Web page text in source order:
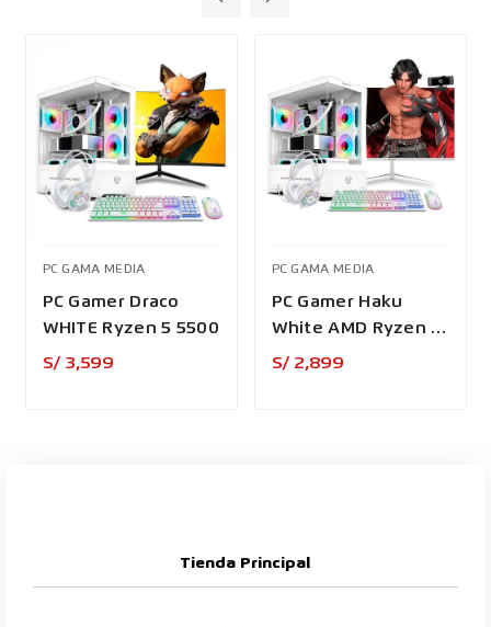
PC GAMA MEDIA
PC Gamer Draco
WHITE Ryzen 5 5500
S/ 3,599
PC GAMA MEDIA
PC Gamer Haku
White AMD Ryzen 7
5700G
S/ 2,899
Tienda Principal